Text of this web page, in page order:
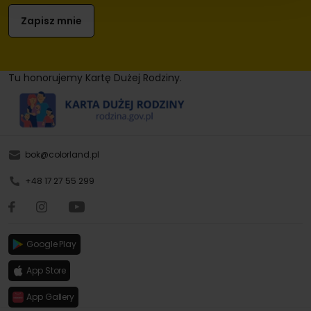
Tu honorujemy Kartę Dużej Rodziny.
bok@colorland.pl
+48 17 27 55 299
Google Play
App Store
App Gallery